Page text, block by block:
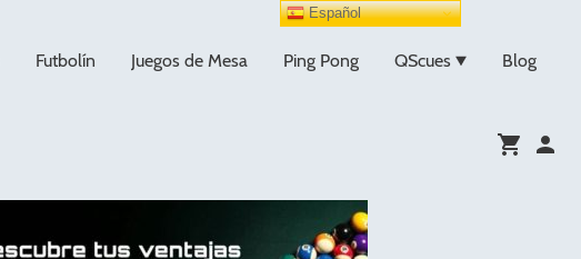
Futbolín Juegos de Mesa Ping Pong QScues Blog
Español